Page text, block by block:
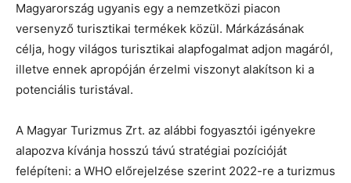
Magyarország ugyanis egy a nemzetközi piacon
versenyző turisztikai termékek közül. Márkázásának
célja, hogy világos turisztikai alapfogalmat adjon magáról,
illetve ennek apropóján érzelmi viszonyt alakítson ki a
potenciális turistával.
A Magyar Turizmus Zrt. az alábbi fogyasztói igényekre
alapozva kívánja hosszú távú stratégiai pozícióját
felépíteni: a WHO előrejelzése szerint 2022-re a turizmus